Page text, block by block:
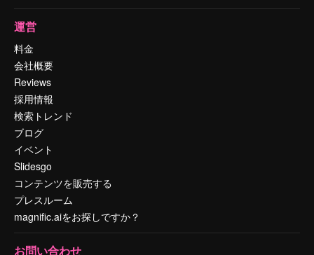
運営
料金
会社概要
Reviews
採用情報
検索トレンド
ブログ
イベント
Slidesgo
コンテンツを販売する
プレスルーム
magnific.aiをお探しですか？
お問い合わせ